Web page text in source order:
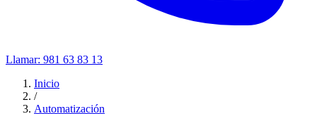
Llamar: 981 63 83 13
Inicio
/
Automatización